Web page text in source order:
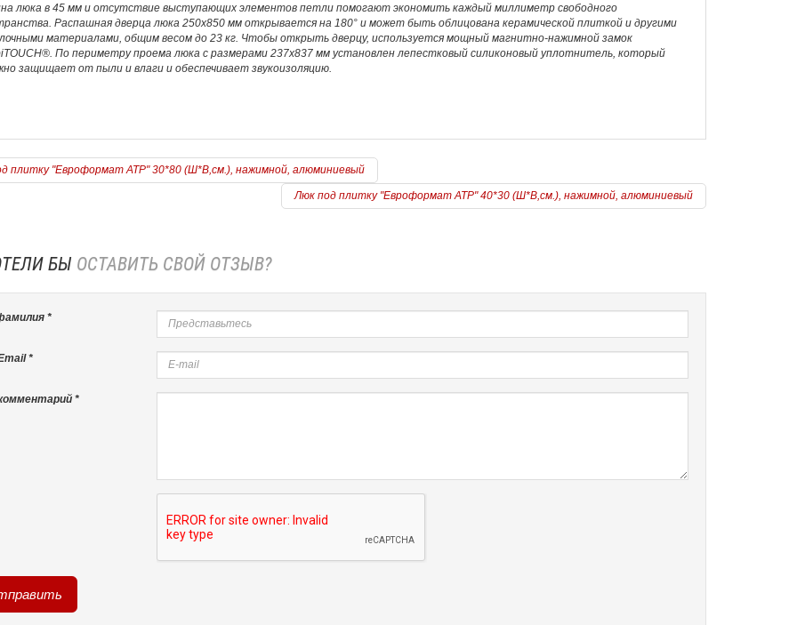
люка в 45 мм и отсутствие выступающих элементов петли помогают экономить каждый миллиметр свободного
Распашная дверца люка 250х850 мм открывается на 180° и может быть облицована керамической плиткой и другими
материалами, общим весом до 23 кг. Чтобы открыть дверцу, используется мощный магнитно-нажимной замок
По периметру проема люка с размерами 237х837 мм установлен лепестковый силиконовый уплотнитель, который
защищает от пыли и влаги и обеспечивает звукоизоляцию.
плитку "Евроформат АТР" 30*80 (Ш*В,см.), нажимной, алюминиевый
Люк под плитку "Евроформат АТР" 40*30 (Ш*В,см.), нажимной, алюминиевый
БЫ ОСТАВИТЬ СВОЙ ОТЗЫВ?
*
*
*